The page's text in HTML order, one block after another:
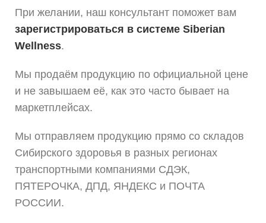
При желании, наш консультант поможет вам
зарегистрироваться в системе Siberian
Wellness.
Мы продаём продукцию по официальной цене
и не завышаем её, как это часто бывает на
маркетплейсах.
Мы отправляем продукцию прямо со складов
Сибирского здоровья в разных регионах
транспортными компаниями СДЭК,
ПЯТЕРОЧКА, ДПД, ЯНДЕКС и ПОЧТА
РОССИИ.